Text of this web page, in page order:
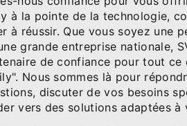
à la pointe de la technologie,
à réussir. Que vous soyez une
grande entreprise nationale,
de confiance pour tout ce
Nous sommes là pour
discuter de vos besoins
vers des solutions adaptées à